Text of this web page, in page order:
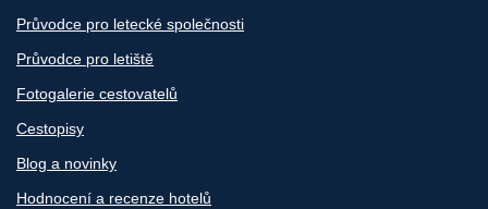
Průvodce pro letecké společnosti
Průvodce pro letiště
Fotogalerie cestovatelů
Cestopisy
Blog a novinky
Hodnocení a recenze hotelů